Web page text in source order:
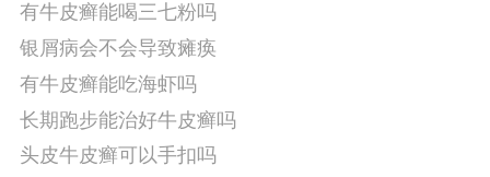
有牛皮癣能喝三七粉吗
银屑病会不会导致瘫痪
有牛皮癣能吃海虾吗
长期跑步能治好牛皮癣吗
头皮牛皮癣可以手扣吗